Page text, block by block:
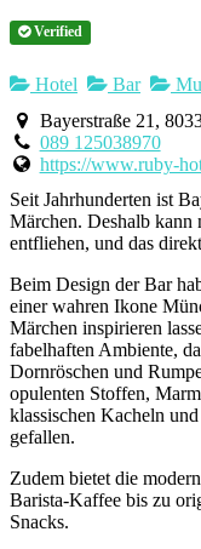
Verified
Hotel Bar
Bayerstraße 21,
089 125038970
https://www.ruby-
Seit Jahrhunderten ist
Märchen. Deshalb kann
entfliehen, und das
Beim Design der Bar
einer wahren Ikone
Märchen inspirieren
fabelhaften Ambiente,
Dornröschen und
opulenten Stoffen,
klassischen Kacheln
gefallen.
Zudem bietet die
Barista-Kaffee bis zu
Snacks.